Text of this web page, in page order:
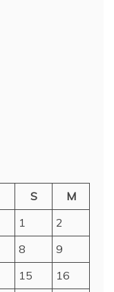
S
M
1
2
8
9
15
16